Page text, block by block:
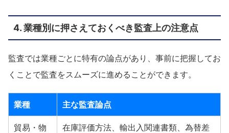
4. 業種別に押さえておくべき監査上の注意点
監査では業種ごとに特有の論点があり、事前に把握してお
くことで監査をスムーズに進めることができます。
業種 主な監査論点
貿易・物
在庫評価方法、輸出入関連書類、為替差